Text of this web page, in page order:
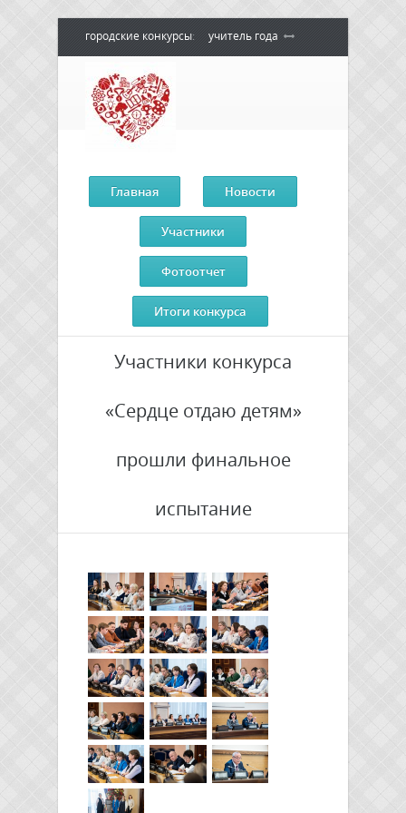
городские конкурсы: учитель года
воспитатель года
дебют педагог - психолог года
сердце отдаю детям
Главная Новости
Участники
Фотоотчет
Итоги конкурса
Участники конкурса
«Сердце отдаю детям»
прошли финальное
испытание